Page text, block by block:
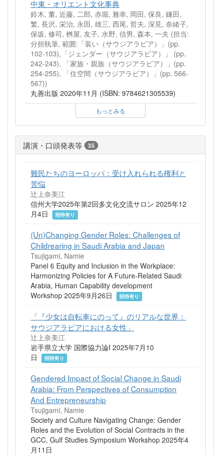
中東・オリエント文化事典
鈴木, 董, 近藤, 二郎, 赤堀, 雅幸, 岡田, 保良, 鎌田,
繁, 長沢, 栄治, 永田, 雄三, 西尾, 哲夫, 深見, 奈緒子,
保坂, 修司, 桝屋, 友子, 水野, 信男, 森本, 一夫 (担当:
分担執筆, 範囲:「装い（サウジアラビア）」(pp.
102-103),「ジェンダー（サウジアラビア）」 (pp.
242-243), 「家族・親族（サウジアラビア）」(pp.
254-255), 「住空間（サウジアラビア）」(pp. 566-
567))
丸善出版 2020年11月 (ISBN: 9784621305539)
もっとみる
講演・口頭発表等 35
難民たちのヨーロッパ：受け入れられる権利と
苦悩
辻上奈美江
信州大学2025年第2回多文化交流サロン 2025年12
月4日
招待有り
(Un)Changing Gender Roles: Challenges of
Childrearing in Saudi Arabia and Japan
Tsujigami, Namie
Panel 6 Equity and Inclusion in the Workplace:
Harmonizing Policies for A Future-Related Saudi
Arabia, Human Capability development
Workshop 2025年9月26日
招待有り
「『少女は自転車にのって』のリアルな世界：
サウジアラビアにおける女性」
辻上奈美江
岩手県立大学 国際協力論I 2025年7月10
日
招待有り
Gendered Impact of Social Change in Saudi
Arabia: From Perspectives of Consumption
And Entrepreneurship
Tsujigami, Namie
Society and Culture Navigating Change: Gender
Roles and the Evolution of Social Contracts in the
GCC, Gulf Studies Symposium Workshop 2025年4
月11日